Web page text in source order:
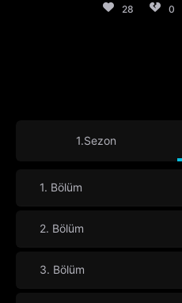
28 0
1.Sezon
1. Bölüm
2. Bölüm
3. Bölüm